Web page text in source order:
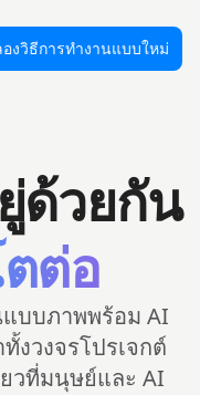
องวิธีการทำงานแบบใหม่
ด้วยกัน
ต่อ
แบบภาพพร้อม AI
งวงจรโปรเจกต์
วที่มนุษย์และ AI